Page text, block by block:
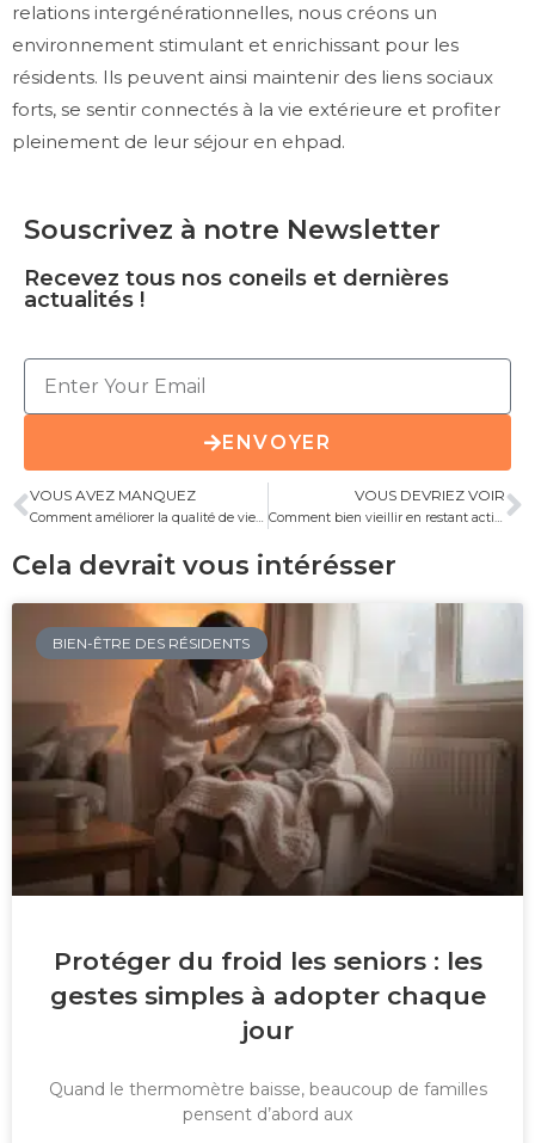
relations intergénérationnelles, nous créons un
environnement stimulant et enrichissant pour les
résidents. Ils peuvent ainsi maintenir des liens sociaux
forts, se sentir connectés à la vie extérieure et profiter
pleinement de leur séjour en ehpad.
Souscrivez à notre Newsletter
Recevez tous nos coneils et dernières
actualités !
ENVOYER
VOUS AVEZ MANQUEZ
Comment améliorer la qualité de vie des personnes âgées à Lille ?
VOUS DEVRIEZ VOIR
Comment bien vieillir en restant actif et en bonne santé ?
Cela devrait vous intérésser
BIEN-ÊTRE DES RÉSIDENTS
Protéger du froid les seniors : les
gestes simples à adopter chaque
jour
Quand le thermomètre baisse, beaucoup de familles
pensent d’abord aux